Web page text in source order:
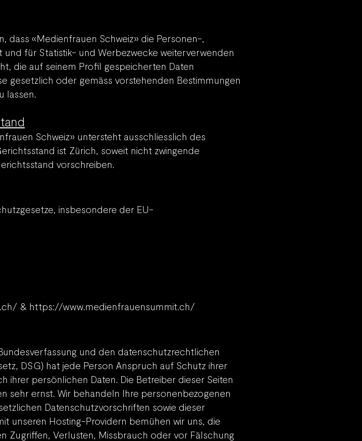
n, dass «Medienfrauen Schweiz» die Personen-,
und für Statistik- und Werbezwecke weiterverwenden
die auf seinem Profil gespeicherten Daten
gesetzlich oder gemäss vorstehenden Bestimmungen
lassen.
Schweiz» untersteht ausschliesslich des
ist Zürich, soweit nicht zwingende
vorschreiben.​
insbesondere der EU-
& https://www.medienfrauensummit.ch/
und den datenschutzrechtlichen
DSG) hat jede Person Anspruch auf Schutz ihrer
ihrer persönlichen Daten. Die Betreiber dieser Seiten
sehr ernst. Wir behandeln Ihre personenbezogenen
Datenschutzvorschriften sowie dieser
unseren Hosting-Providern bemühen wir uns, die
Zugriffen, Verlusten, Missbrauch oder vor Fälschung